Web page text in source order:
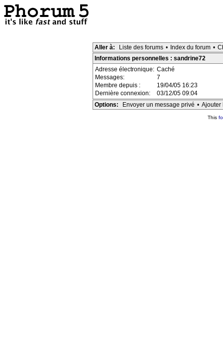
Aller à: Liste des forums • Index du forum •
Informations personnelles : sandrine72
Adresse électronique: Caché
Messages:
7
Membre depuis :
19/04/05 16:23
Dernière connexion:
03/12/05 09:04
Options:
Envoyer un message privé • Ajouter
This